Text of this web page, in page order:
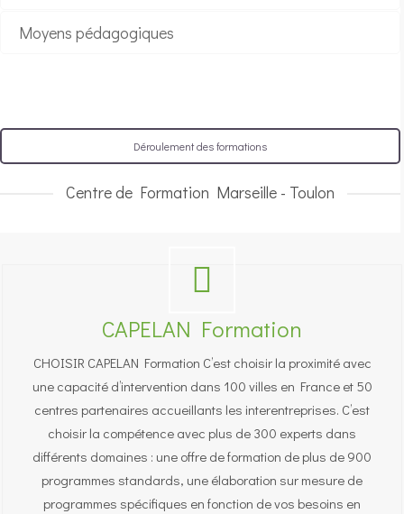
Moyens pédagogiques
Déroulement des formations
Centre de Formation Marseille - Toulon
CAPELAN Formation
CHOISIR CAPELAN Formation C’est choisir la proximité avec
une capacité d’intervention dans 100 villes en France et 50
centres partenaires accueillants les interentreprises. C’est
choisir la compétence avec plus de 300 experts dans
différents domaines : une offre de formation de plus de 900
programmes standards, une élaboration sur mesure de
programmes spécifiques en fonction de vos besoins en